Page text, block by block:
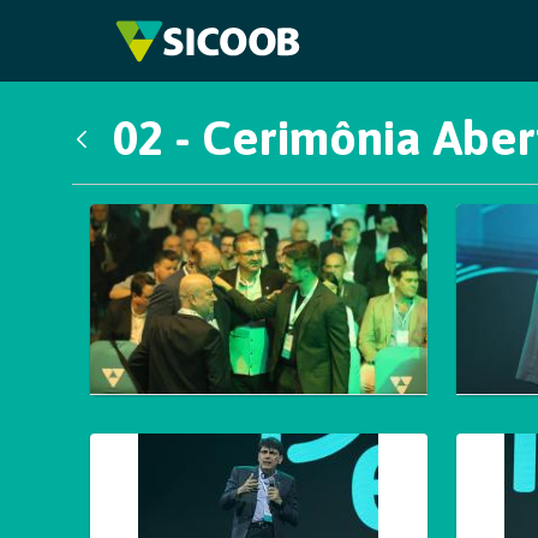
Pular para o Conteúdo principal
02 - Cerimônia
Galeria de Mídias